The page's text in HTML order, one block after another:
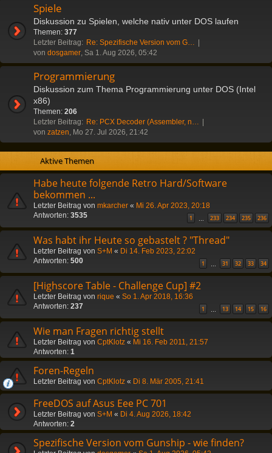
Spiele
Diskussion zu Spielen, welche nativ unter DOS laufen
Themen: 377
Letzter Beitrag: Re: Spezifische Version vom G…
von dosgamer, Sa 1. Aug 2026, 05:42
Programmierung
Diskussion zum Thema Programmierung unter DOS (Intel
x86)
Themen: 206
Letzter Beitrag: Re: PCX Decoder (Assembler, n…
von zatzen, Mo 27. Jul 2026, 21:42
Aktive Themen
Habe heute folgende Retro Hard/Software
bekommen ...
Letzter Beitrag von mkarcher « Mi 26. Apr 2023, 20:18
Antworten: 3535 1 233 234 235 236
Was habt ihr Heute so gebastelt ? "Thread"
Letzter Beitrag von S+M « Di 14. Feb 2023, 22:02
Antworten: 500 1 31 32 33 34
[Highscore Table - Challenge Cup] #2
Letzter Beitrag von rique « So 1. Apr 2018, 16:36
Antworten: 237 1 13 14 15 16
Wie man Fragen richtig stellt
Letzter Beitrag von CptKlotz « Mi 16. Feb 2011, 21:57
Antworten: 1
Foren-Regeln
Letzter Beitrag von CptKlotz « Di 8. Mär 2005, 21:41
FreeDOS auf Asus Eee PC 701
Letzter Beitrag von S+M « Di 4. Aug 2026, 18:42
Antworten: 2
Spezifische Version vom Gunship - wie finden?